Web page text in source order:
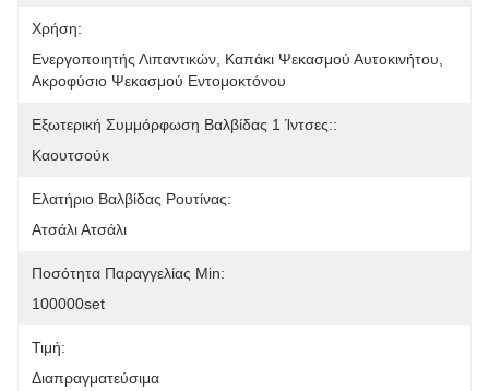
Χρήση:
Ενεργοποιητής Λιπαντικών, Καπάκι Ψεκασμού Αυτοκινήτου,
Ακροφύσιο Ψεκασμού Εντομοκτόνου
Εξωτερική Συμμόρφωση Βαλβίδας 1 Ίντσες::
Καουτσούκ
Ελατήριο Βαλβίδας Ρουτίνας:
Ατσάλι Ατσάλι
Ποσότητα Παραγγελίας Min:
100000set
Τιμή:
Διαπραγματεύσιμα